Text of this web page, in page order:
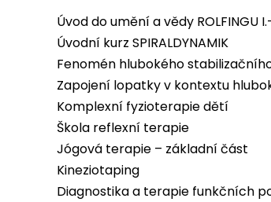
Úvod do umění a vědy ROLFINGU
Úvodní kurz SPIRALDYNAMIK
Fenomén hlubokého
Zapojení lopatky v kontextu
Komplexní fyzioterapie dětí
Škola reflexní terapie
Jógová terapie – základní část
Kineziotaping
Diagnostika a terapie funkčních